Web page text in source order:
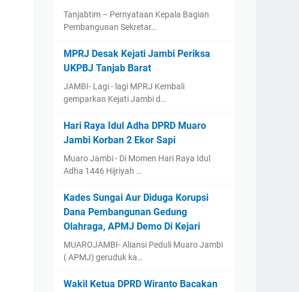
Tanjabtim – Pernyataan Kepala Bagian
Pembangunan Sekretar…
MPRJ Desak Kejati Jambi Periksa
UKPBJ Tanjab Barat
JAMBI- Lagi - lagi MPRJ Kembali
gemparkan Kejati Jambi d…
Hari Raya Idul Adha DPRD Muaro
Jambi Korban 2 Ekor Sapi
Muaro Jambi - Di Momen Hari Raya Idul
Adha 1446 Hijriyah …
Kades Sungai Aur Diduga Korupsi
Dana Pembangunan Gedung
Olahraga, APMJ Demo Di Kejari
MUAROJAMBI- Aliansi Peduli Muaro Jambi
( APMJ) geruduk ka…
Wakil Ketua DPRD Wiranto Bacakan